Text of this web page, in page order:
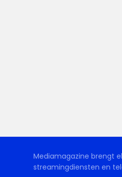
Mediamagazine brengt
streamingdiensten en